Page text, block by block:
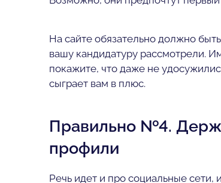
На сайте обязательно должно
вашу кандидатуру рассмотрели.
покажите, что даже не
сыграет вам в плюс.
Правильно №4.
профили
Речь идет и про социальные сети,